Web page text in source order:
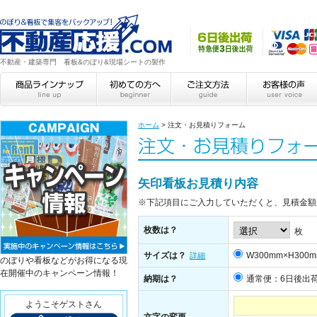
不動産・建築専門 看板&のぼり&現場シートの製作
ホーム > 注文・お見積りフォーム
矢印看板お見積り内容
※下記項目にご入力していただくと、見積金
枚数は？ 枚
サイズは？ 詳細
納期は？ 通常便：6日後出
のぼりや看板などがお得になる現
在開催中のキャンペーン情報！
ようこそゲストさん